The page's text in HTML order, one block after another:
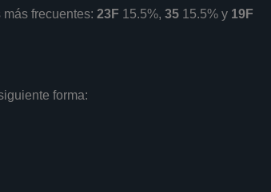
más frecuentes: 23F 15.5%, 35 15.5% y 19F
forma: